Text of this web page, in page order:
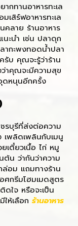
กทานอาหารทะเล
เสิร์ฟอาหารทะเล
คลาย ร้านอาหาร
นะนำ เช่น ปลาดุก
ากะพงทอดน้ำปลา
บ คุณจะรู้ว่าร้าน
าคุณจะมีความสุข
หนุนอีกครั้ง
รบุรีที่ส่งต่อความ
เพลิดเพลินกับเมนู
เตี๋ยวเนื้อ ไก่ หมู
ต้น ว่ากันว่าความ
อม แถมทางร้าน
ศกรีมโฮมเมดสูตร
ดใจ หรือจะเป็น
ห้เลือก ร้านอาหาร